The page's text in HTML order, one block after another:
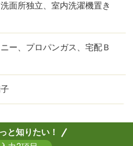
面所独立、室内洗濯機置き
ー、プロパンガス、宅配Ｂ
と知りたい！